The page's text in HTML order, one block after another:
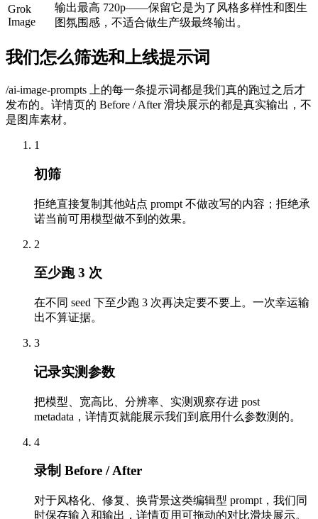
Grok
Image
输出最高 720p——保留它是为了风格多样性和图生
图氛围感，不适合做生产级最终输出。
我们怎么筛选和上线提示词
/ai-image-prompts 上的每一条提示词都是我们真的跑过之后才
发布的。详情页的 Before / After 滑块展示的都是真实输出，不
是图库素材。
1
初筛
拒绝直接复制其他站点 prompt 不做改写的内容；拒绝承
诺当前可用模型做不到的效果。
2
至少跑 3 次
在不同 seed 下至少跑 3 次再决定要不要上。一次幸运输
出不算证据。
3
记录实测参数
把模型、宽高比、分辨率、实测观察存进 post
metadata，详情页就能展示我们到底用什么参数测的。
4
录制 Before / After
对于风格化、修复、换背景这类编辑型 prompt，我们同
时保存输入和输出，详情页用可拖动的对比滑块展示。